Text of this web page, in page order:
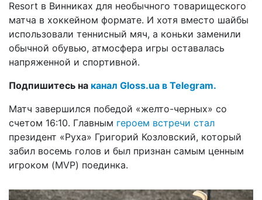
Resort в Винниках для необычного товарищеского
матча в хоккейном формате. И хотя вместо шайбы
использовали теннисный мяч, а коньки заменили
обычной обувью, атмосфера игры оставалась
напряженной и спортивной.
Подпишитесь на канал Gloss.ua в Telegram.
Матч завершился победой «желто-черных» со
счетом 16:10. Главным героем встречи стал
президент «Руха» Григорий Козловский, который
забил восемь голов и был признан самым ценным
игроком (MVP) поединка.